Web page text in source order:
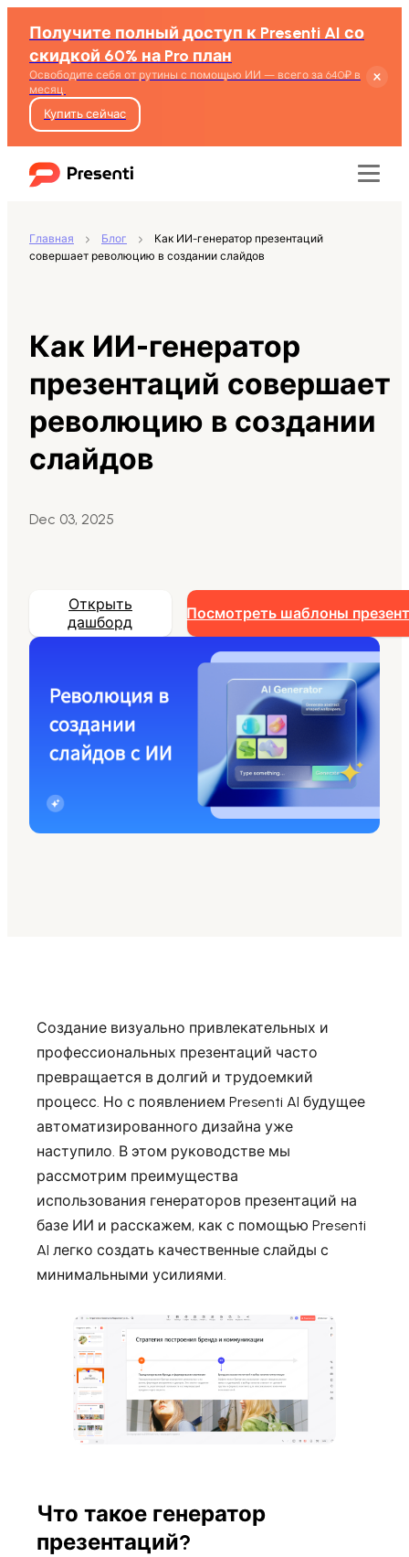
Получите полный доступ к Presenti AI со
скидкой 60% на Pro план
Освободите себя от рутины с помощью ИИ — всего за 640₽ в
месяц.
Купить сейчас
Word в презентацию
PDF в Презентацию
Для Маркетинга
Альтернатива Gamma: презентации с ИИ
Главная Блог
Как ИИ-генератор презентаций
совершает революцию в создании слайдов
Как ИИ-генератор
презентаций совершает
революцию в создании
слайдов
Dec 03, 2025
Открыть
дашборд
Посмотреть шаблоны
Создание визуально привлекательных и
профессиональных презентаций часто
превращается в долгий и трудоемкий
процесс. Но с появлением Presenti AI будущее
автоматизированного дизайна уже
наступило. В этом руководстве мы
рассмотрим преимущества
использования генераторов презентаций на
базе ИИ и расскажем, как с помощью Presenti
AI легко создать качественные слайды с
минимальными усилиями.
Что такое генератор
презентаций?